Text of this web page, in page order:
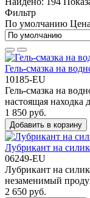
Фильтр
По умолчанию Цена
Гель-смазка на
10185-EU
Гель-смазка на
настоящая находка
1 850 руб.
Добавить в корзину
Лубрикант на
06249-EU
Лубрикант на
незаменимый
2 650 руб.